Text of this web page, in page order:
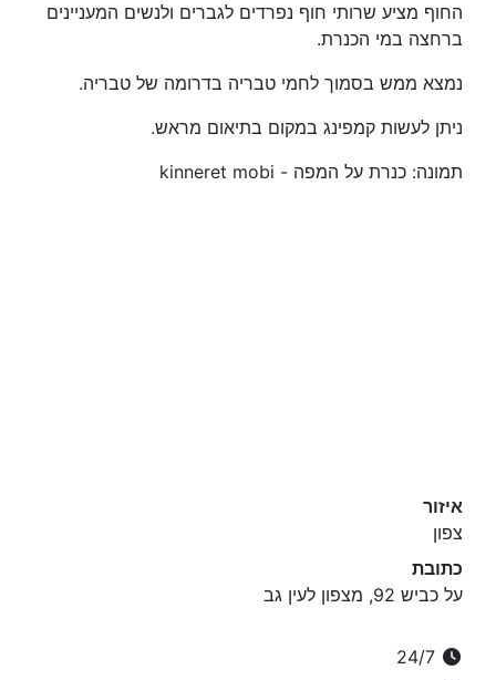
החוף מציע שרותי חוף נפרדים לגברים ולנשים המעניינים
ברחצה במי הכנרת.
נמצא ממש בסמוך לחמי טבריה בדרומה של טבריה.
ניתן לעשות קמפינג במקום בתיאום מראש.
תמונה: כנרת על המפה - kinneret mobi
איזור
צפון
כתובת
על כביש 92, מצפון לעין גב